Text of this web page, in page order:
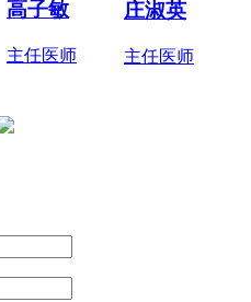
高子敏
主任医师
庄淑英
主任医师